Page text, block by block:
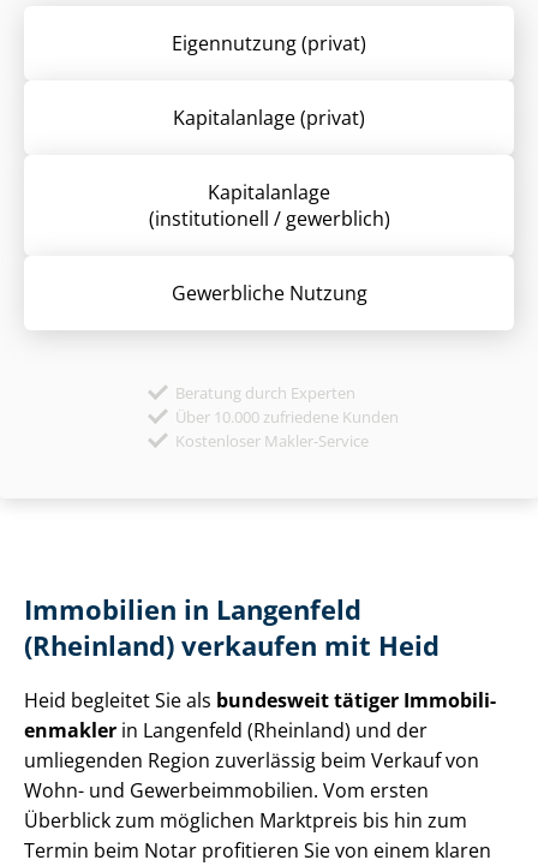
Eigennutzung (privat)
Kapitalanlage (privat)
Kapitalanlage
(institutionell / gewerblich)
Gewerbliche Nutzung
Beratung durch Experten
Über 10.000 zufriedene Kunden
Kostenloser Makler-Service
Immobilien in Langenfeld
(Rheinland) verkaufen mit Heid
Heid begleitet Sie als bundesweit tätiger Im­mo­bi­li­
en­mak­ler in Langenfeld (Rheinland) und der
umliegenden Region zuverlässig beim Verkauf von
Wohn- und Ge­wer­be­im­mo­bi­li­en. Vom ersten
Überblick zum möglichen Marktpreis bis hin zum
Termin beim Notar profitieren Sie von einem klaren